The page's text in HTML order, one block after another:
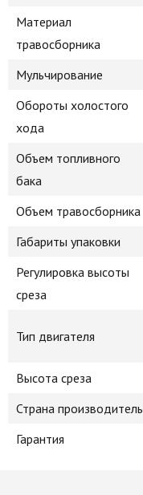
Материал
травосборника
Мульчирование
Обороты холостого
хода
Объем топливного
бака
Объем травосборника
Габариты упаковки
Регулировка высоты
среза
Тип двигателя
Высота среза
Страна производитель
Гарантия